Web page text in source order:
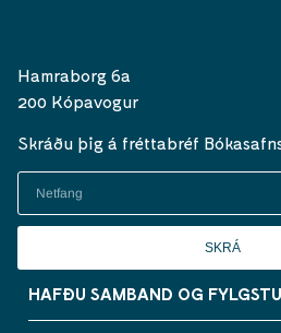
Hamraborg 6a
200 Kópavogur
Skráðu þig á fréttabréf
SKRÁ
HAFÐU SAMBAND OG